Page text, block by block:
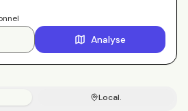
Analyse
Local.